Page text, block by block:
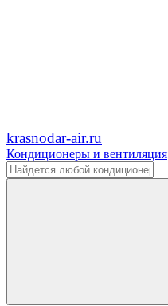
krasnodar-air.ru
Кондиционеры и вентиляция